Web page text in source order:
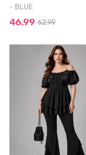
- BLUE
46.99 62.99